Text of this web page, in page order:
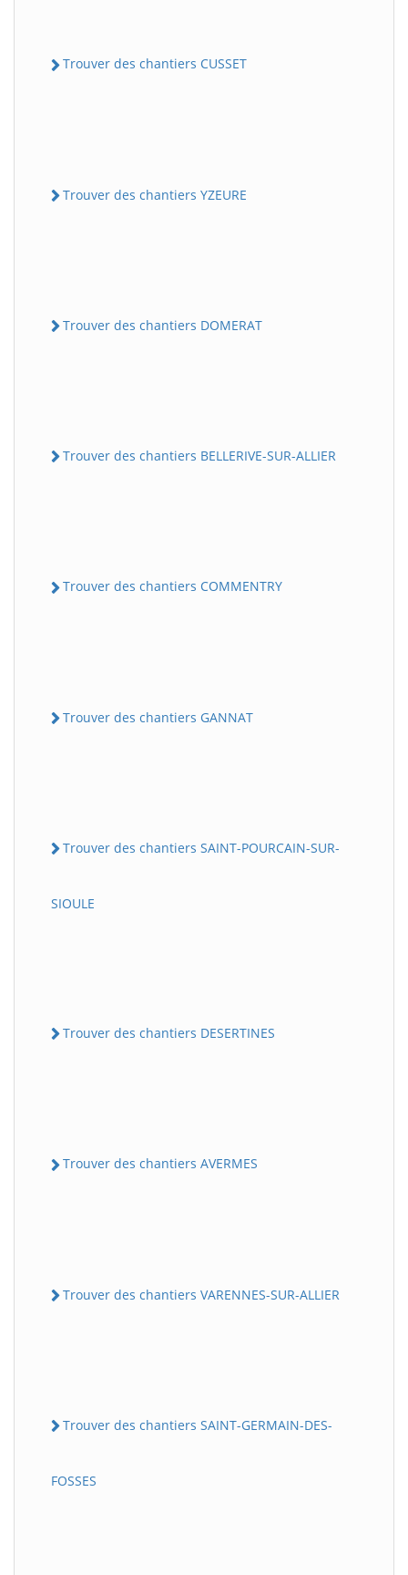
Trouver des chantiers CUSSET
Trouver des chantiers YZEURE
Trouver des chantiers DOMERAT
Trouver des chantiers BELLERIVE-SUR-ALLIER
Trouver des chantiers COMMENTRY
Trouver des chantiers GANNAT
Trouver des chantiers SAINT-POURCAIN-SUR-
SIOULE
Trouver des chantiers DESERTINES
Trouver des chantiers AVERMES
Trouver des chantiers VARENNES-SUR-ALLIER
Trouver des chantiers SAINT-GERMAIN-DES-
FOSSES